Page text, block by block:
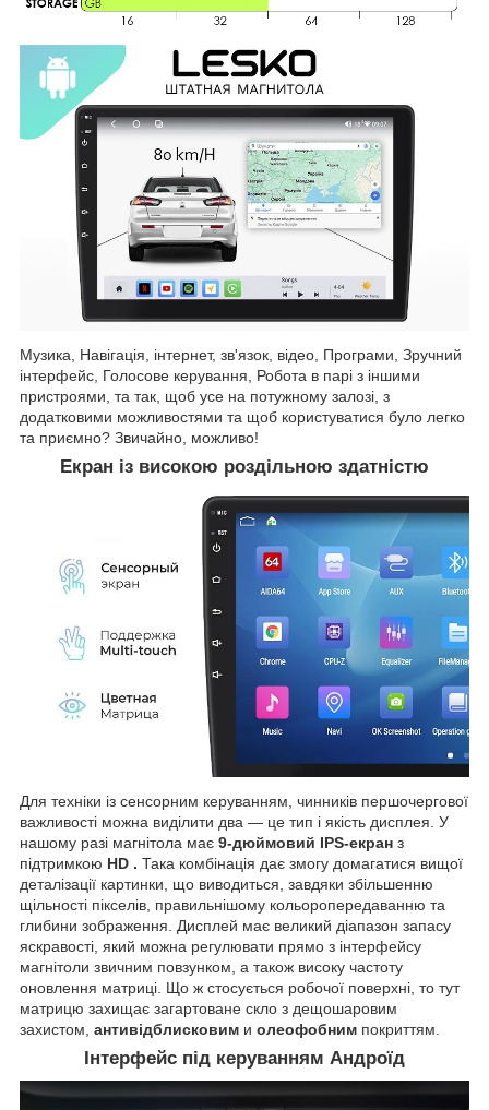
Музика, Навігація, інтернет, зв'язок, відео, Програми, Зручний
інтерфейс, Голосове керування, Робота в парі з іншими
пристроями, та так, щоб усе на потужному залозі, з
додатковими можливостями та щоб користуватися було легко
та приємно? Звичайно, можливо!
Екран із високою роздільною здатністю
Для техніки із сенсорним керуванням, чинників першочергової
важливості можна виділити два — це тип і якість дисплея. У
нашому разі магнітола має 9-дюймовий IPS-екран з
підтримкою HD . Така комбінація дає змогу домагатися вищої
деталізації картинки, що виводиться, завдяки збільшенню
щільності пікселів, правильнішому кольоропередаванню та
глибини зображення. Дисплей має великий діапазон запасу
яскравості, який можна регулювати прямо з інтерфейсу
магнітоли звичним повзунком, а також високу частоту
оновлення матриці. Що ж стосується робочої поверхні, то тут
матрицю захищає загартоване скло з дещошаровим
захистом, антивідблисковим и олеофобним покриттям.
Інтерфейс під керуванням Андроїд